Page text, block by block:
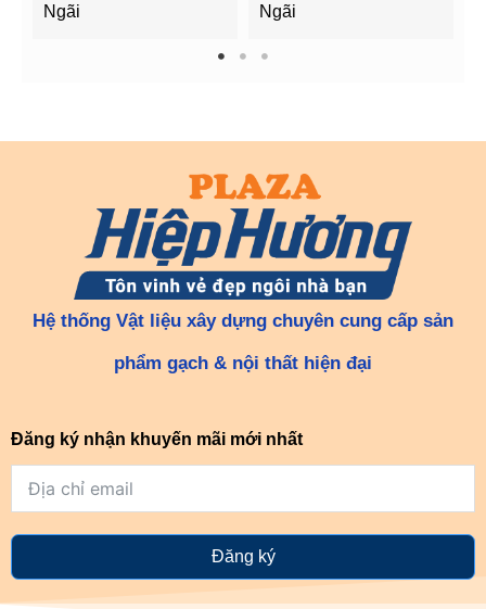
Ngãi
Ngãi
1 2 3
Hệ thống Vật liệu xây dựng chuyên cung cấp sản
phẩm gạch & nội thất hiện đại
Đăng ký nhận khuyến mãi mới nhất
Đăng ký